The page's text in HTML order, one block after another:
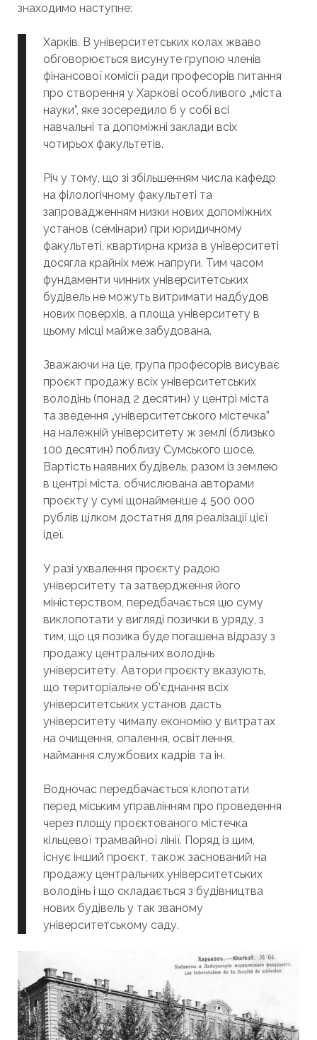
знаходимо наступне:
Харків. В університетських колах жваво
обговорюється висунуте групою членів
фінансової комісії ради професорів питання
про створення у Харкові особливого „міста
науки”, яке зосередило б у собі всі
навчальні та допоміжні заклади всіх
чотирьох факультетів.
Річ у тому, що зі збільшенням числа кафедр
на філологічному факультеті та
запровадженням низки нових допоміжних
установ (семінари) при юридичному
факультеті, квартирна криза в університеті
досягла крайніх меж напруги. Тим часом
фундаменти чинних університетських
будівель не можуть витримати надбудов
нових поверхів, а площа університету в
цьому місці майже забудована.
Зважаючи на це, група професорів висуває
проєкт продажу всіх університетських
володінь (понад 2 десятин) у центрі міста
та зведення „університетського містечка”
на належній університету ж землі (близько
100 десятин) поблизу Сумського шосе.
Вартість наявних будівель, разом із землею
в центрі міста, обчислювана авторами
проєкту у сумі щонайменше 4 500 000
рублів цілком достатня для реалізації цієї
ідеї.
У разі ухвалення проєкту радою
університету та затвердження його
міністерством, передбачається цю суму
виклопотати у вигляді позички в уряду, з
тим, що ця позика буде погашена відразу з
продажу центральних володінь
університету. Автори проєкту вказують,
що територіальне об’єднання всіх
університетських установ дасть
університету чималу економію у витратах
на очищення, опалення, освітлення,
наймання службових кадрів та ін.
Водночас передбачається клопотати
перед міським управлінням про проведення
через площу проєктованого містечка
кільцевої трамвайної лінії. Поряд із цим,
існує інший проєкт, також заснований на
продажу центральних університетських
володінь і що складається з будівництва
нових будівель у так званому
університетському саду.